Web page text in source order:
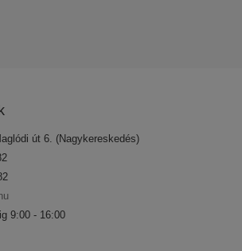
út 6. (Nagykereskedés)
9:00 - 16:00